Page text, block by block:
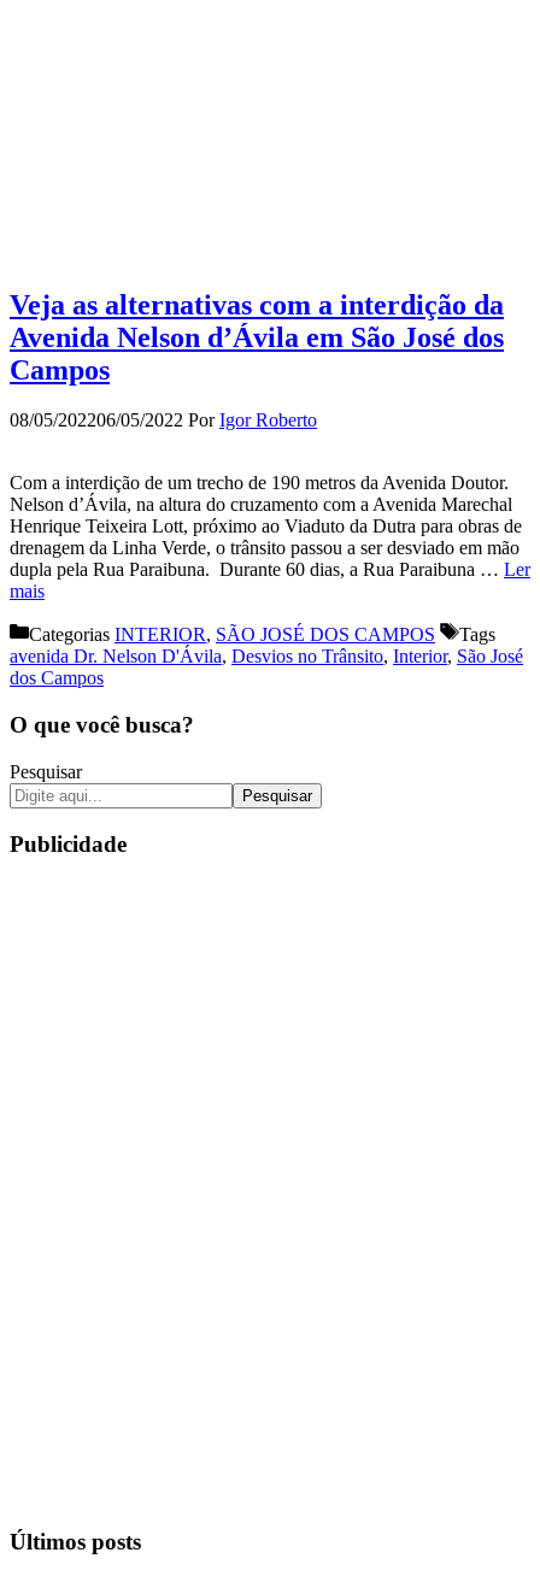
Veja as alternativas com a interdição da
Avenida Nelson d’Ávila em São José dos
Campos
08/05/202206/05/2022 PorIgor Roberto
Com a interdição de um trecho de 190 metros da Avenida Doutor.
Nelson d’Ávila, na altura do cruzamento com a Avenida Marechal
Henrique Teixeira Lott, próximo ao Viaduto da Dutra para obras de
drenagem da Linha Verde, o trânsito passou a ser desviado em mão
dupla pela Rua Paraibuna. Durante 60 dias, a Rua Paraibuna … Ler
mais
Categorias INTERIOR, SÃO JOSÉ DOS CAMPOS
Tags
avenida Dr. Nelson D'Ávila, Desvios no Trânsito, Interior, São José
dos Campos
O que você busca?
Pesquisar
Pesquisar
Publicidade
Últimos posts